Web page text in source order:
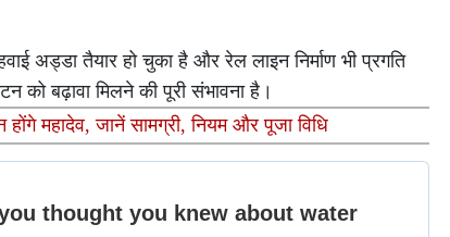
अड्डा तैयार हो चुका है और रेल लाइन निर्माण भी प्रगति
को बढ़ावा मिलने की पूरी संभावना है।
महादेव, जानें सामग्री, नियम और पूजा विधि